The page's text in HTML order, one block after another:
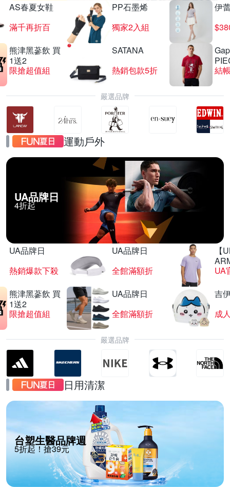
滿1件折$2000
AS春夏女鞋
滿千再折百
PP石墨烯
獨家2入組
伊
熊津黑蔘飲 買
1送2
限搶超值組
SATANA
熱銷包款5折
結
嚴選品牌
運動戶外
UA品牌日
4折起
UA品牌日
熱銷爆款下殺
UA品牌日
全館滿額折
【
UA
熊津黑蔘飲 買
1送2
限搶超值組
UA品牌日
全館滿額折
吉
嚴選品牌
日用清潔
台塑生醫品牌週
5折起！搶39元